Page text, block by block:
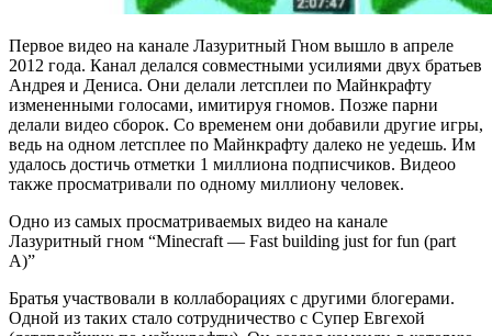
Первое видео на канале Лазуритный Гном вышло в апреле
2012 года. Канал делался совместными усилиями двух братьев
Андрея и Дениса. Они делали летсплеи по Майнкрафту
измененными голосами, имитируя гномов. Позже парни
делали видео сборок. Со временем они добавили другие игры,
ведь на одном летсплее по Майнкрафту далеко не уедешь. Им
удалось достичь отметки 1 миллиона подписчиков. Видеоо
также просматривали по одному миллиону человек.
Одно из самых просматриваемых видео на канале
Лазуритный гном “Minecraft — Fast building just for fun (part
A)”
Братья участвовали в коллаборациях с другими блогерами.
Одной из таких стало сотрудничество с Супер Евгехой